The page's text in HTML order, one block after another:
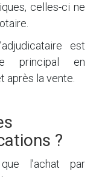
celles-ci ne
est
principal en
après la vente.
?
l’achat par